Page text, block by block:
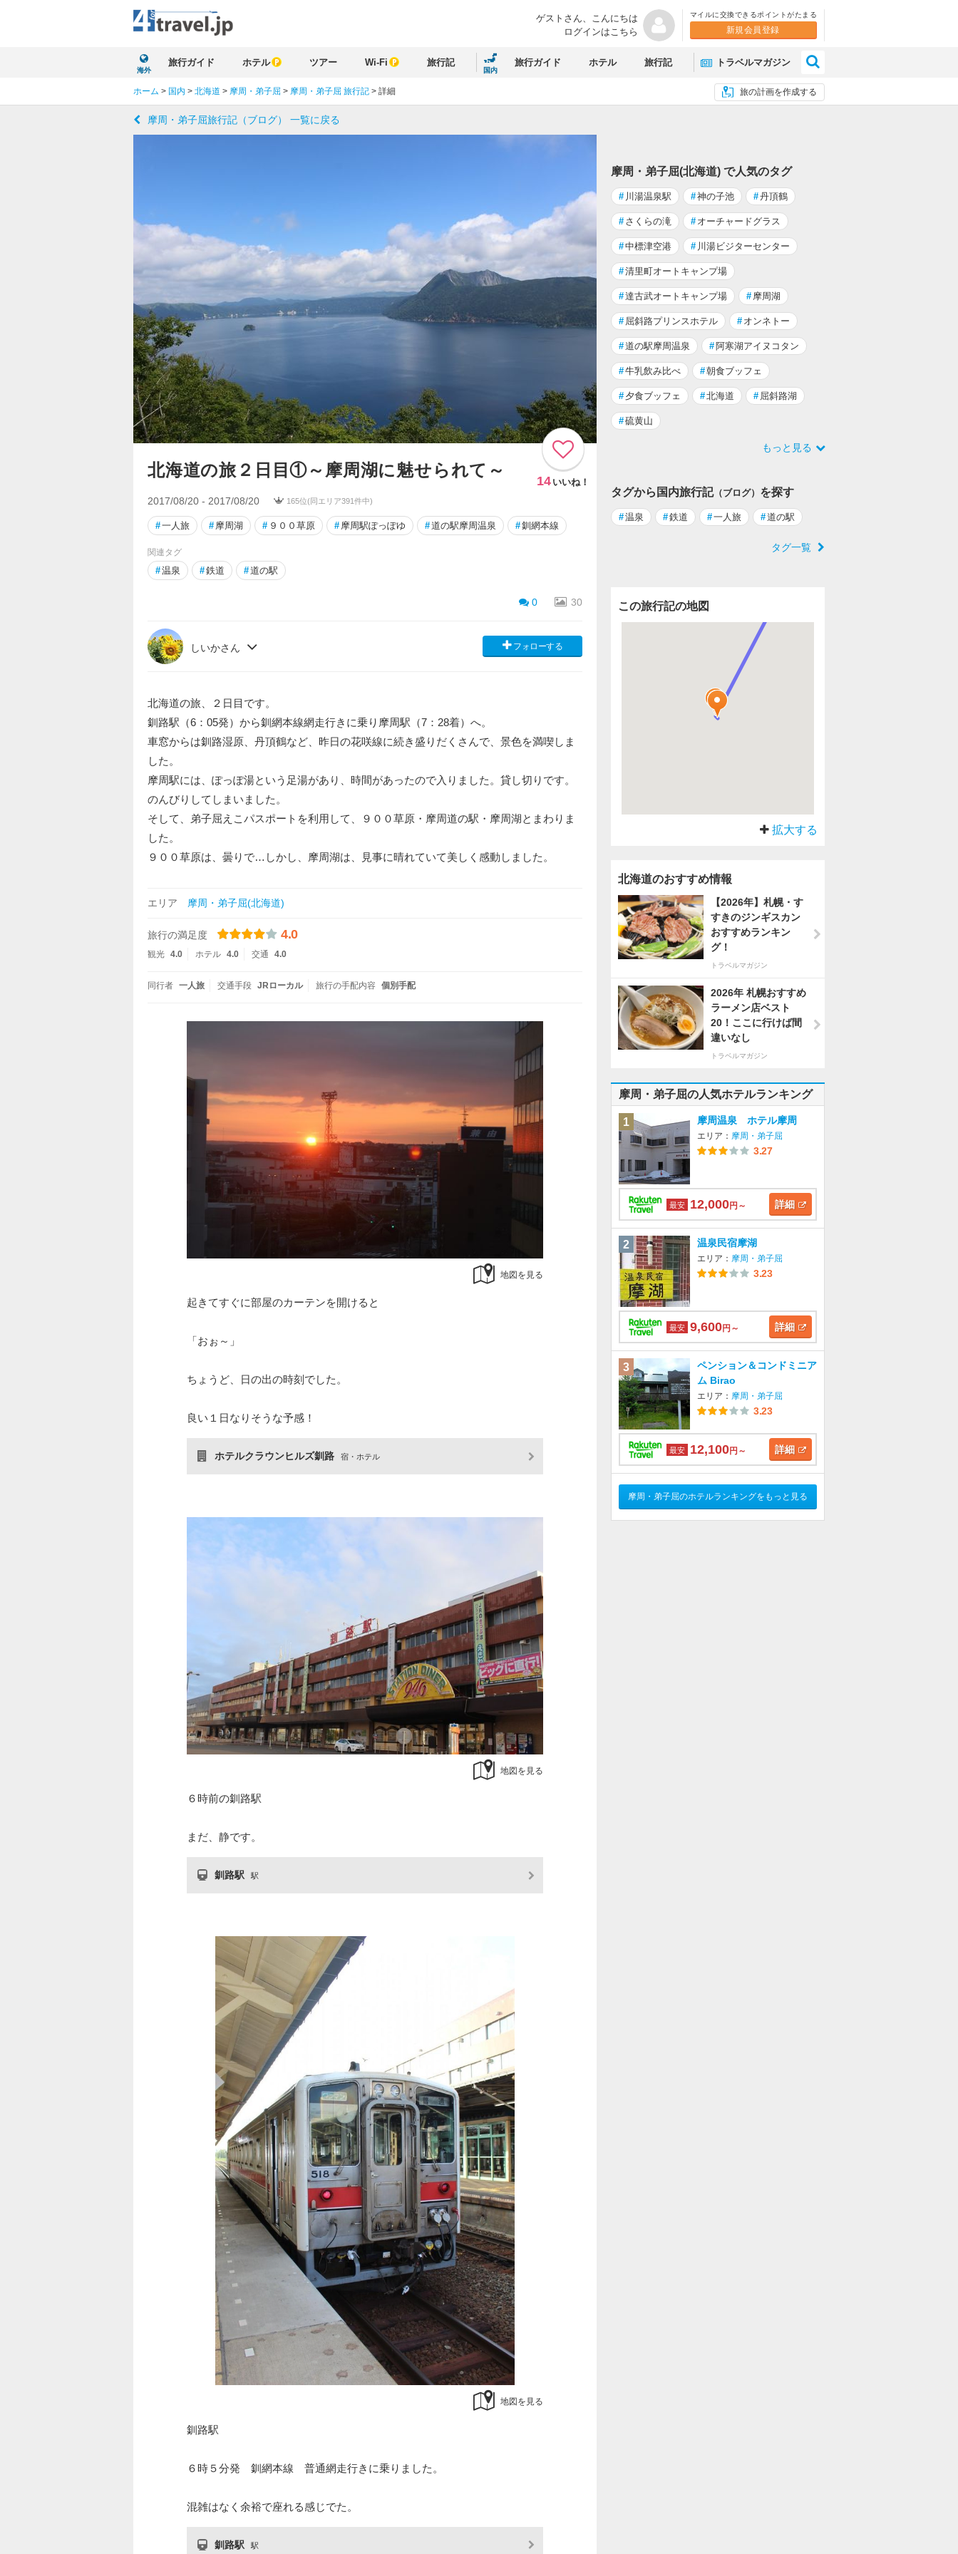
ゲストさん、 こんにちは
ログインはこちら
マイルに交換できるポイントがたまる
新規会員登録
海外
旅行ガイド ホテル ツアー Wi-Fi 旅行記
国内
旅行ガイド ホテル 旅行記 トラベルマガジン
旅の計画を作成する
ホーム > 国内 > 北海道 > 摩周・弟子屈 > 摩周・弟子屈 旅行記 > 詳細
摩周・弟子屈旅行記（ブログ） 一覧に戻る
北海道の旅２日目①～摩周湖に魅せられて～
14 いいね！
2017/08/20 - 2017/08/20 165位(同エリア391件中)
#一人旅 # 摩周湖 # ９００草原 # 摩周駅ぽっぽゆ #道の駅摩周温泉 #釧網本線
関連タグ
#温泉 #鉄道 #道の駅
0 30
しいかさん フォローする
北海道の旅、２日目です。
釧路駅（6：05発）から釧網本線網走行きに乗り摩周駅（7：28着）へ。
車窓からは釧路湿原、丹頂鶴など、昨日の花咲線に続き盛りだくさんで、景色を満喫しま
した。
摩周駅には、ぽっぽ湯という足湯があり、時間があったので入りました。貸し切りです。
のんびりしてしまいました。
そして、弟子屈えこパスポートを利用して、９００草原・摩周道の駅・摩周湖とまわりま
した。
９００草原は、曇りで…しかし、摩周湖は、見事に晴れていて美しく感動しました。
エリア 摩周・弟子屈(北海道)
旅行の満足度 4.0
観光 4.0 ホテル 4.0 交通 4.0
同行者 一人旅 交通手段 JRローカル 旅行の手配内容 個別手配
地図を見る
起きてすぐに部屋のカーテンを開けると
「おぉ～」
ちょうど、日の出の時刻でした。
良い１日なりそうな予感！
ホテルクラウンヒルズ釧路 宿・ホテル
地図を見る
６時前の釧路駅
まだ、静です。
釧路駅 駅
地図を見る
釧路駅
６時５分発 釧網本線 普通網走行きに乗りました。
混雑はなく余裕で座れる感じでた。
釧路駅 駅
摩周・弟子屈(北海道) で人気のタグ
# 川湯温泉駅 #神の子池 #丹頂鶴
# さくらの滝 # オーチャードグラス
#中標津空港 # 川湯ビジターセンター
#清里町オートキャンプ場
#達古武オートキャンプ場 # 摩周湖
# 屈斜路プリンスホテル # オンネトー
#道の駅摩周温泉 # 阿寒湖アイヌコタン
#牛乳飲み比べ #朝食ブッフェ
# 夕食ブッフェ #北海道 # 屈斜路湖
#硫黄山
もっと見る
タグから国内旅行記（ブログ） を探す
#温泉 #鉄道 #一人旅 #道の駅
タグ一覧
この旅行記の地図
拡大する
北海道のおすすめ情報
【2026年】札幌・す
すきのジンギスカン
おすすめランキン
グ！
トラベルマガジン
2026年 札幌おすすめ
ラーメン店ベスト
20！ここに行けば間
違いなし
トラベルマガジン
摩周・弟子屈の人気ホテルランキング
1 摩周温泉 ホテル摩周
エリア： 摩周・弟子屈
3.27
最安 12,000円～ 詳細
2 温泉民宿摩湖
エリア： 摩周・弟子屈
3.23
最安 9,600円～ 詳細
3
ペンション＆コンドミニア
ム Birao
エリア： 摩周・弟子屈
3.23
最安 12,100円～ 詳細
摩周・弟子屈のホテルランキングをもっと見る